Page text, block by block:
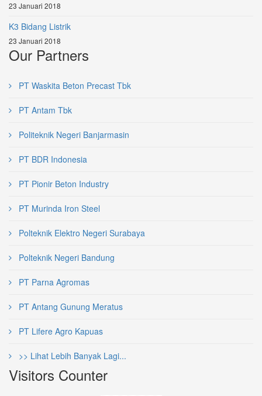
23 Januari 2018
K3 Bidang Listrik
23 Januari 2018
Our Partners
PT Waskita Beton Precast Tbk
PT Antam Tbk
Politeknik Negeri Banjarmasin
PT BDR Indonesia
PT Pionir Beton Industry
PT Murinda Iron Steel
Polteknik Elektro Negeri Surabaya
Polteknik Negeri Bandung
PT Parna Agromas
PT Antang Gunung Meratus
PT Lifere Agro Kapuas
>> Lihat Lebih Banyak Lagi...
Visitors Counter